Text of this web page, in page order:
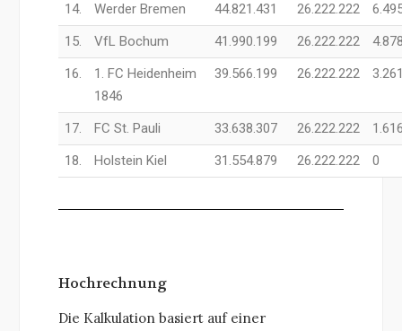
14.
Werder Bremen 44.821.431 26.222.222
15.
VfL Bochum 41.990.199 26.222.222
16.
1. FC Heidenheim
1846
39.566.199 26.222.222
17. FC St. Pauli 33.638.307 26.222.222
18.
Holstein Kiel 31.554.879 26.222.222 0
Hochrechnung
Die Kalkulation basiert auf einer